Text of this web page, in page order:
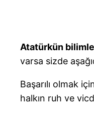
Atatürkün
varsa sizde
Başarılı olmak
halkın ruh ve